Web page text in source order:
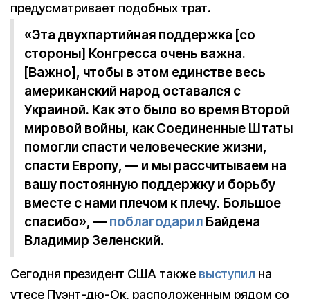
предусматривает подобных трат.
«Эта двухпартийная поддержка [со
стороны] Конгресса очень важна.
[Важно], чтобы в этом единстве весь
американский народ оставался с
Украиной. Как это было во время Второй
мировой войны, как Соединенные Штаты
помогли спасти человеческие жизни,
спасти Европу, — и мы рассчитываем на
вашу постоянную поддержку и борьбу
вместе с нами плечом к плечу. Большое
спасибо», — поблагодарил Байдена
Владимир Зеленский.
Сегодня президент США также выступил на
утесе Пуэнт-дю-Ок, расположенным рядом со